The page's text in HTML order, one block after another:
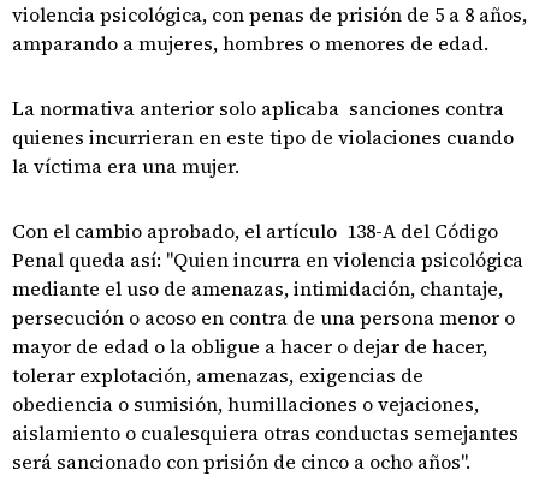
violencia psicológica, con penas de prisión de 5 a 8 años,
amparando a mujeres, hombres o menores de edad.
La normativa anterior solo aplicaba sanciones contra
quienes incurrieran en este tipo de violaciones cuando
la víctima era una mujer.
Con el cambio aprobado, el artículo 138-A del Código
Penal queda así: "Quien incurra en violencia psicológica
mediante el uso de amenazas, intimidación, chantaje,
persecución o acoso en contra de una persona menor o
mayor de edad o la obligue a hacer o dejar de hacer,
tolerar explotación, amenazas, exigencias de
obediencia o sumisión, humillaciones o vejaciones,
aislamiento o cualesquiera otras conductas semejantes
será sancionado con prisión de cinco a ocho años".